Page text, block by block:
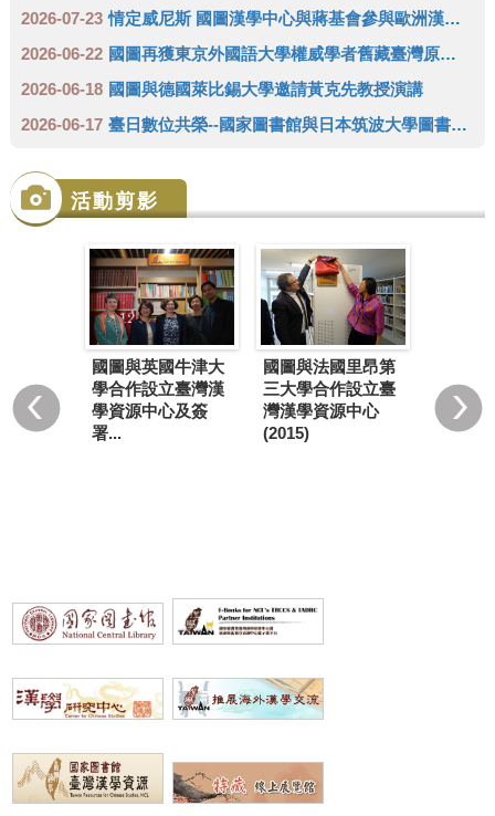
2026-07-23 情定威尼斯 國圖漢學中心與蔣基會參與歐洲漢學學會雙年會 推廣臺灣人文領域研究成果
2026-06-22 國圖再獲東京外國語大學權威學者舊藏臺灣原住民史料 達成徵集三代傳承日本學者完整拼圖
2026-06-18 國圖與德國萊比錫大學邀請黃克先教授演講
2026-06-17 臺日數位共榮--國家圖書館與日本筑波大學圖書館攜手成立「臺灣學術數位資源中心」(TADRC)
活動剪影
國圖與法國里昂第
三大學合作設立臺
灣漢學資源中心
(2015)
第12個臺灣漢學資
源中心在日本東京
大學成立(2014)
國圖與德國巴伐利
亞邦立圖書館合作
設立臺灣漢學資